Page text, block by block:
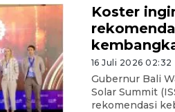
Koster
16 Juli 2026 02:32
Gubernur Bali
Solar Summit
rekomendasi